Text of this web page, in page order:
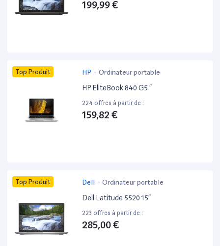
199,99 €
Top Produit HP - Ordinateur portable
HP EliteBook 840 G5 ”
224 offres à partir de :
159,82 €
Top Produit Dell - Ordinateur portable
Dell Latitude 5520 15”
223 offres à partir de :
285,00 €